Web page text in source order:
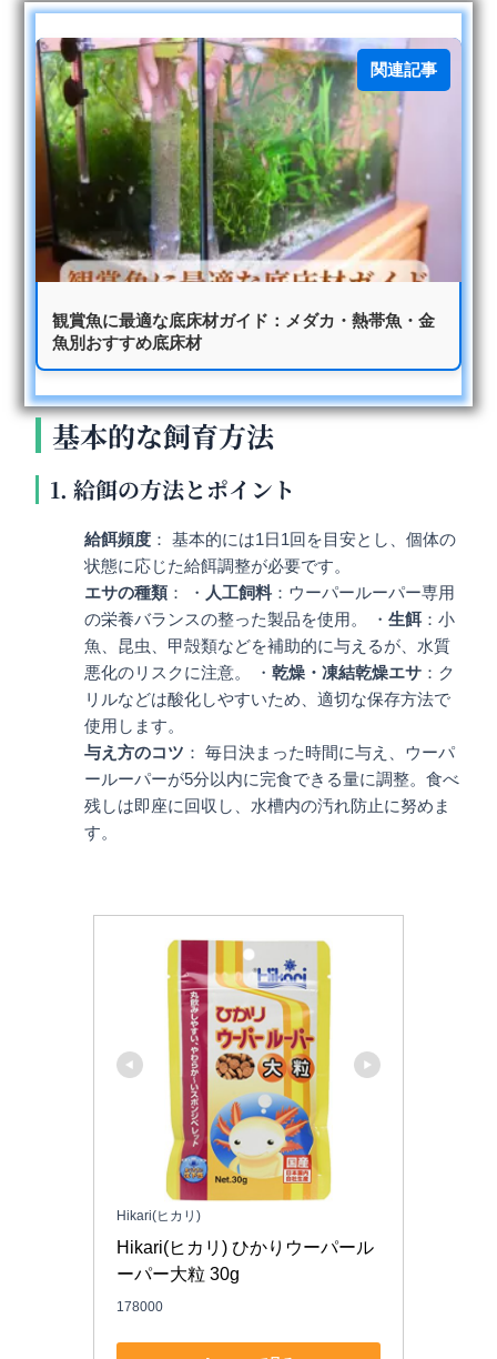
観賞魚に最適な底床材ガイド：メダカ・熱帯魚・金
魚別おすすめ底床材
関連記事
基本的な飼育方法
1. 給餌の方法とポイント
給餌頻度 ： 基本的には1日1回を目安とし、個体の
状態に応じた給餌調整が必要です。
エサの種類 ： ・ 人工飼料 ：ウーパールーパー専用
の栄養バランスの整った製品を使用。 ・生餌 ：小
魚、昆虫、甲殻類などを補助的に与えるが、水質
悪化のリスクに注意。 ・乾燥・凍結乾燥エサ ：ク
リルなどは酸化しやすいため、適切な保存方法で
使用します。
与え方のコツ ： 毎日決まった時間に与え、ウーパ
ールーパーが5分以内に完食できる量に調整。食べ
残しは即座に回収し、水槽内の汚れ防止に努めま
す。
Hikari(ヒカリ)
Hikari(ヒカリ) ひかりウーパール
ーパー大粒 30g
178000